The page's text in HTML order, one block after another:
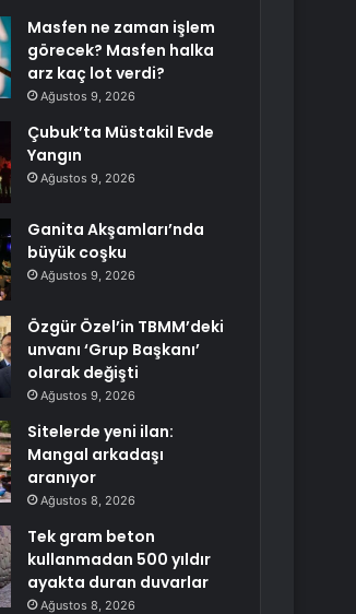
Masfen ne zaman işlem
görecek? Masfen halka
arz kaç lot verdi?
Ağustos 9, 2026
Çubuk’ta Müstakil Evde
Yangın
Ağustos 9, 2026
Ganita Akşamları’nda
büyük coşku
Ağustos 9, 2026
Özgür Özel’in TBMM’deki
unvanı ‘Grup Başkanı’
olarak değişti
Ağustos 9, 2026
Sitelerde yeni ilan:
Mangal arkadaşı
aranıyor
Ağustos 8, 2026
Tek gram beton
kullanmadan 500 yıldır
ayakta duran duvarlar
Ağustos 8, 2026